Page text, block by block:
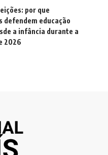
por que
defendem educação
a infância durante a
2026